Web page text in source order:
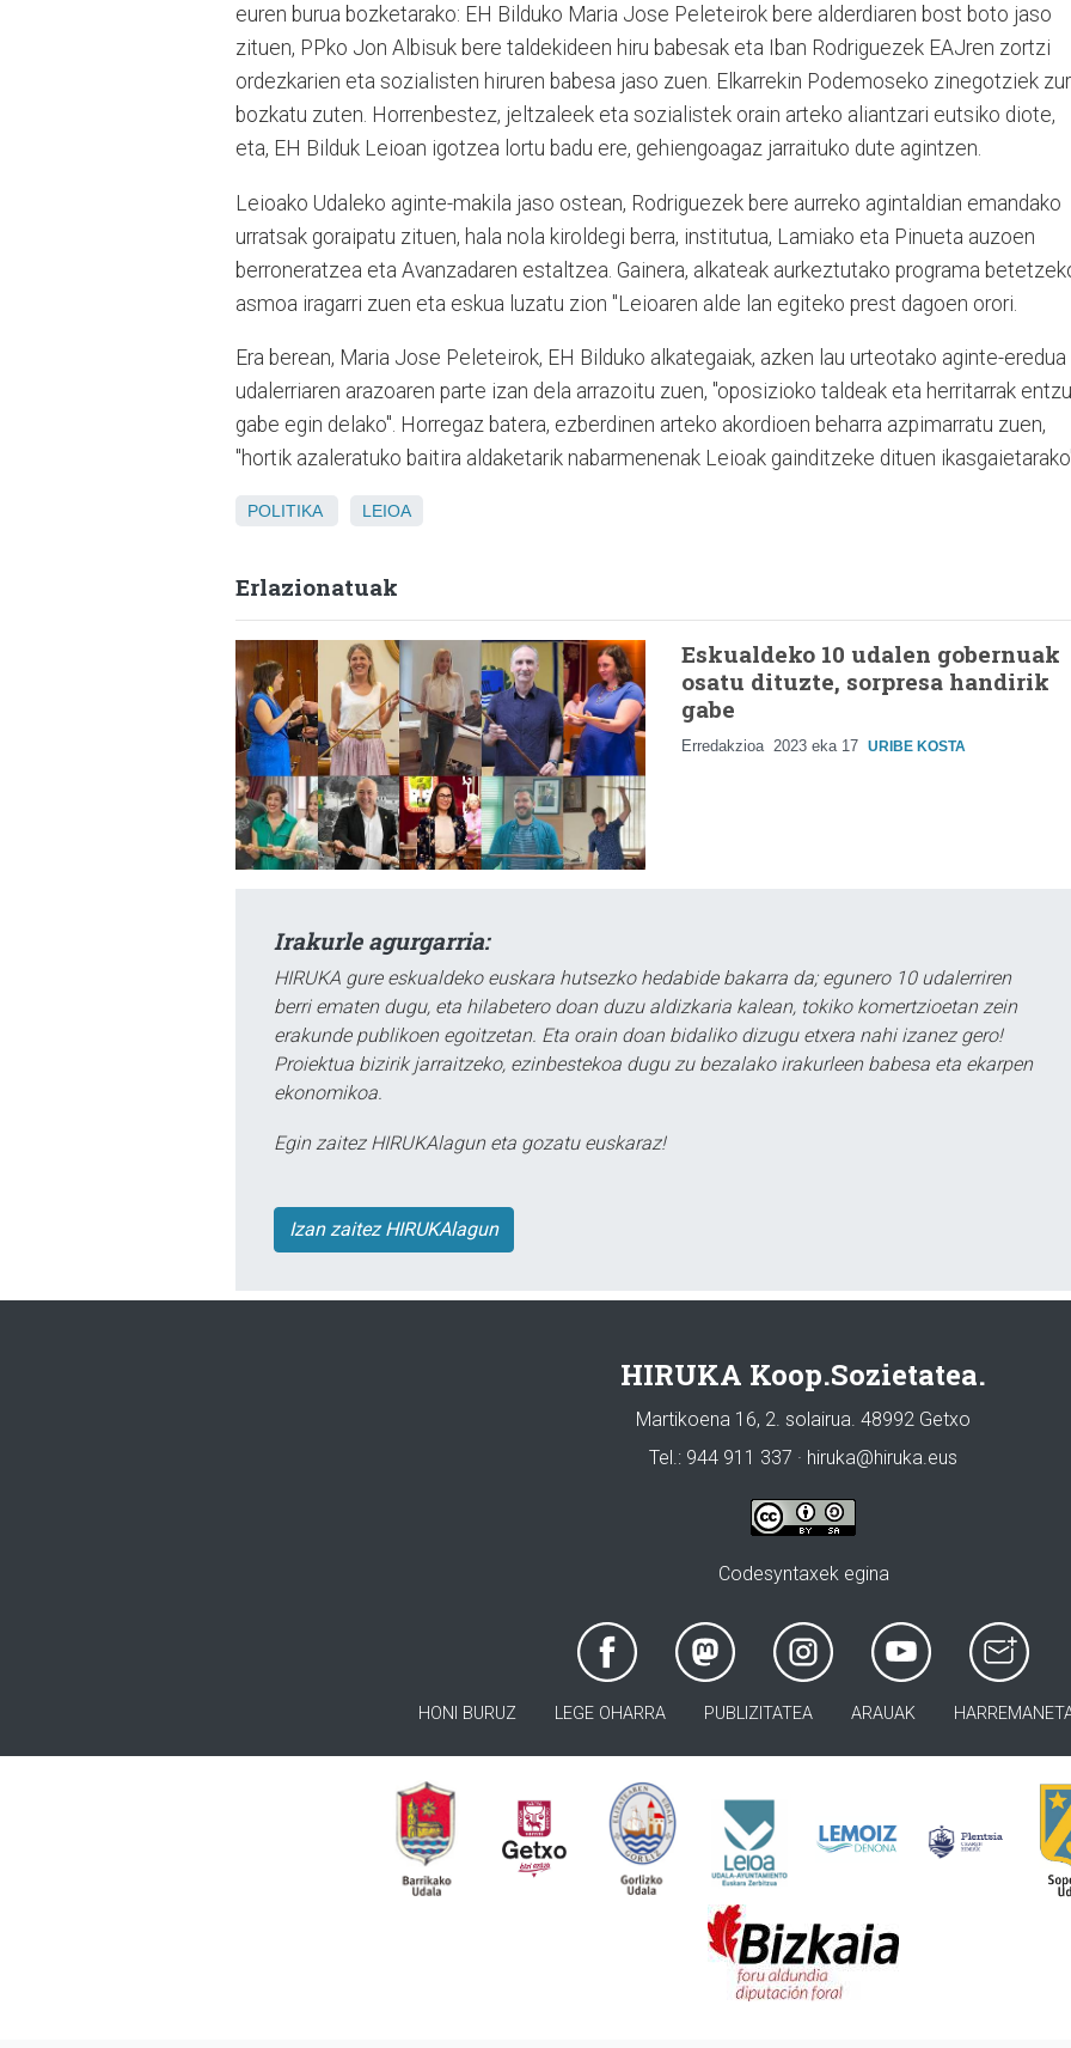
euren burua bozketarako: EH Bilduko Maria Jose Peleteirok bere alderdiaren bost boto jaso
zituen, PPko Jon Albisuk bere taldekideen hiru babesak eta Iban Rodriguezek EAJren zortzi
ordezkarien eta sozialisten hiruren babesa jaso zuen. Elkarrekin Podemoseko zinegotziek
bozkatu zuten. Horrenbestez, jeltzaleek eta sozialistek orain arteko aliantzari eutsiko diote,
eta, EH Bilduk Leioan igotzea lortu badu ere, gehiengoagaz jarraituko dute agintzen.
Leioako Udaleko aginte-makila jaso ostean, Rodriguezek bere aurreko agintaldian emandako
urratsak goraipatu zituen, hala nola kiroldegi berra, institutua, Lamiako eta Pinueta auzoen
berroneratzea eta Avanzadaren estaltzea. Gainera, alkateak aurkeztutako programa
asmoa iragarri zuen eta eskua luzatu zion "Leioaren alde lan egiteko prest dagoen orori.
Era berean, Maria Jose Peleteirok, EH Bilduko alkategaiak, azken lau urteotako aginte-eredua
udalerriaren arazoaren parte izan dela arrazoitu zuen, "oposizioko taldeak eta herritarrak
gabe egin delako". Horregaz batera, ezberdinen arteko akordioen beharra azpimarratu zuen,
"hortik azaleratuko baitira aldaketarik nabarmenenak Leioak gainditzeke dituen
POLITIKA LEIOA
Erlazionatuak
Eskualdeko 10 udalen gobernuak
osatu dituzte, sorpresa handirik
gabe
Erredakzioa 2023 eka 17 URIBE KOSTA
Irakurle agurgarria:
HIRUKA gure eskualdeko euskara hutsezko hedabide bakarra da; egunero 10 udalerriren
berri ematen dugu, eta hilabetero doan duzu aldizkaria kalean, tokiko komertzioetan zein
erakunde publikoen egoitzetan. Eta orain doan bidaliko dizugu etxera nahi izanez gero!
Proiektua bizirik jarraitzeko, ezinbestekoa dugu zu bezalako irakurleen babesa eta ekarpen
ekonomikoa.
Egin zaitez HIRUKAlagun eta gozatu euskaraz!
Izan zaitez HIRUKAlagun
HIRUKA Koop.Sozietatea.
Martikoena 16, 2. solairua. 48992 Getxo
Tel.: 944 911 337 · hiruka@hiruka.eus
Codesyntaxek egina
HONI BURUZ LEGE OHARRA PUBLIZITATEA ARAUAK